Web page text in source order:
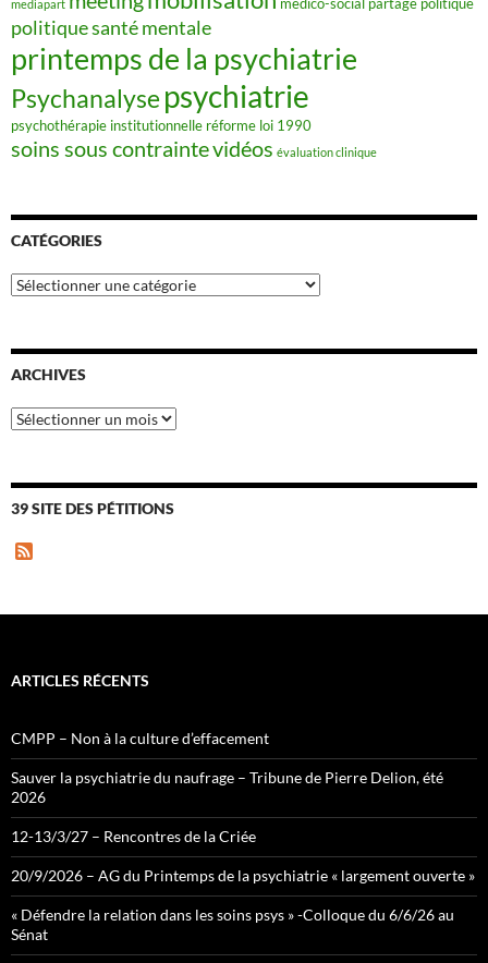
mediapart
politique santé mentale
printemps de la psychiatrie
Psychanalyse psychiatrie
psychothérapie institutionnelle réforme loi 1990
soins sous contraintevidéos évaluation clinique
CATÉGORIES
Catégories
ARCHIVES
Archives
39 SITE DES PÉTITIONS
ARTICLES RÉCENTS
CMPP – Non à la culture d’effacement
Sauver la psychiatrie du naufrage – Tribune de Pierre Delion, été
2026
12-13/3/27 – Rencontres de la Criée
20/9/2026 – AG du Printemps de la psychiatrie « largement ouverte »
« Défendre la relation dans les soins psys » -Colloque du 6/6/26 au
Sénat